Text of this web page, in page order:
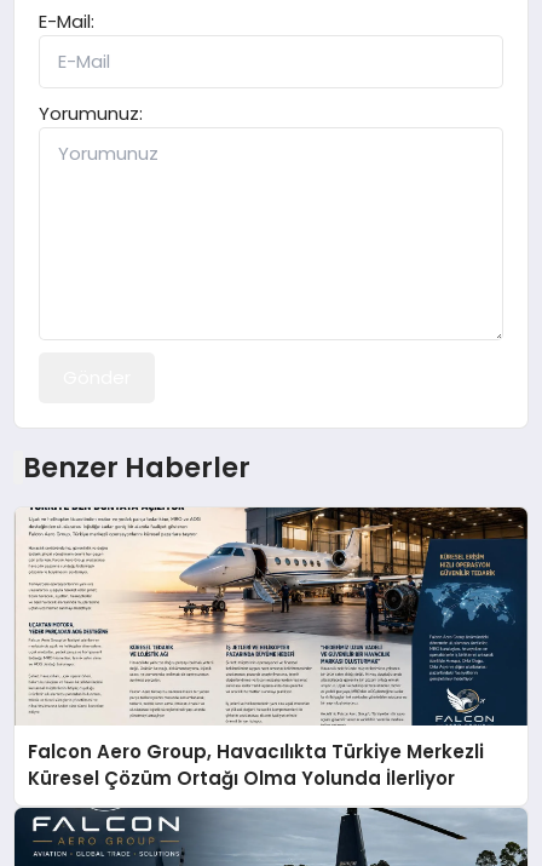
E-Mail:
Yorumunuz:
Benzer Haberler
Falcon Aero Group, Havacılıkta Türkiye Merkezli
Küresel Çözüm Ortağı Olma Yolunda İlerliyor